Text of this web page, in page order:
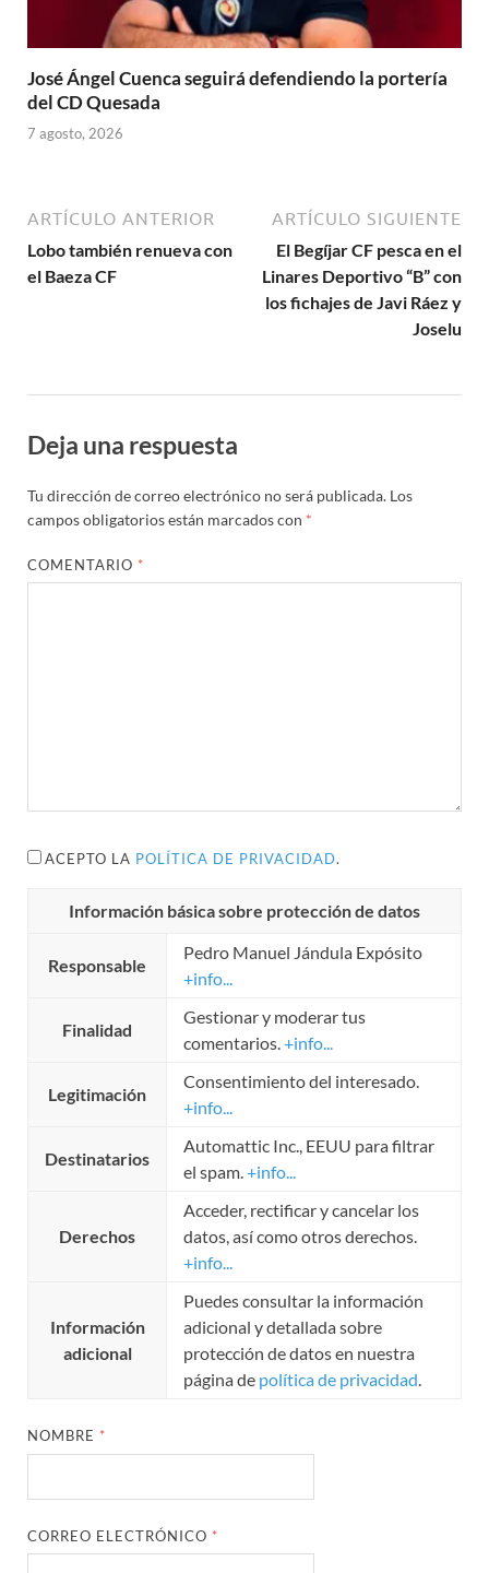
José Ángel Cuenca seguirá defendiendo la portería
del CD Quesada
7 agosto, 2026
ARTÍCULO ANTERIOR
Lobo también renueva con
el Baeza CF
ARTÍCULO SIGUIENTE
El Begíjar CF pesca en el
Linares Deportivo “B” con
los fichajes de Javi Ráez y
Joselu
Deja una respuesta
Tu dirección de correo electrónico no será publicada. Los
campos obligatorios están marcados con *
COMENTARIO *
ACEPTO LA POLÍTICA DE PRIVACIDAD.
Información básica sobre protección de datos
Responsable
Pedro Manuel Jándula Expósito
+info...
Finalidad
Gestionar y moderar tus
comentarios.+info...
Legitimación
Consentimiento del interesado.
+info...
Destinatarios
Automattic Inc., EEUU para filtrar
el spam.+info...
Derechos
Acceder, rectificar y cancelar los
datos, así como otros derechos.
+info...
Información
adicional
Puedes consultar la información
adicional y detallada sobre
protección de datos en nuestra
página de política de privacidad.
NOMBRE *
CORREO ELECTRÓNICO *